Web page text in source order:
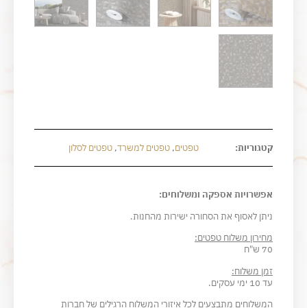
קטגוריות: טפטים, טפטים למשרד, טפטים לסלון
אפשרויות אספקה ומשלוחים:
ניתן לאסוף את הסחורה ישירות מהחנות.
מחירון משלוח טפטים:
70 ש"ח
זמן משלוח:
עד 10 ימי עסקים.
המשלוחים מתבצעים לכל איזורי המשלוח הרגילים של חברות